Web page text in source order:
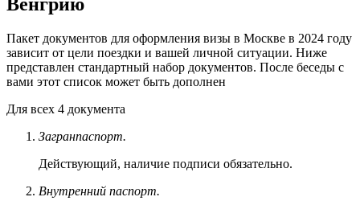
Пакет документов для оформления визы в Москве в 2024 году
зависит от цели поездки и вашей личной ситуации. Ниже
представлен стандартный набор документов. После беседы с
вами этот список может быть дополнен
Для всех 4 документа
Загранпаспорт.
Действующий, наличие подписи обязательно.
Внутренний паспорт.